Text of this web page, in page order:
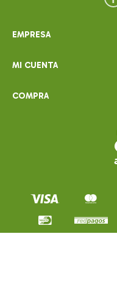
EMPRESA
MI CUENTA
COMPRA